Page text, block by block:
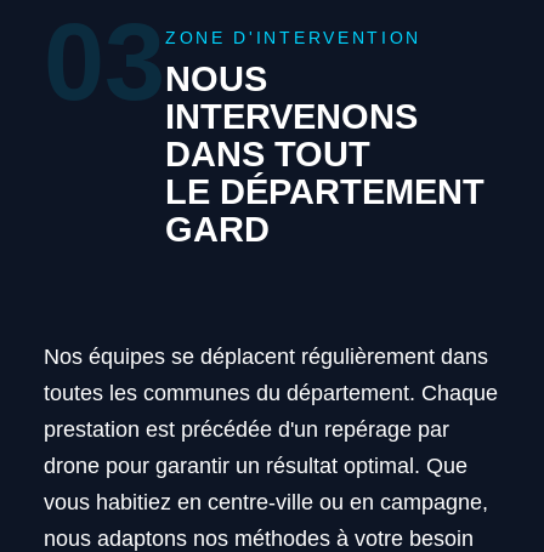
03 ZONE D'INTERVENTION
NOUS
INTERVENONS
DANS TOUT
LE DÉPARTEMENT
GARD
Nos équipes se déplacent régulièrement dans
toutes les communes du département. Chaque
prestation est précédée d'un repérage par
drone pour garantir un résultat optimal. Que
vous habitiez en centre-ville ou en campagne,
nous adaptons nos méthodes à votre besoin